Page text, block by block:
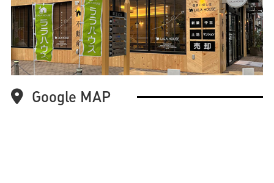
Google MAP